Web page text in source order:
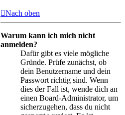
Nach oben
Warum kann ich mich nicht
anmelden?
Dafür gibt es viele mögliche
Gründe. Prüfe zunächst, ob
dein Benutzername und dein
Passwort richtig sind. Wenn
dies der Fall ist, wende dich an
einen Board-Administrator, um
sicherzugehen, dass du nicht